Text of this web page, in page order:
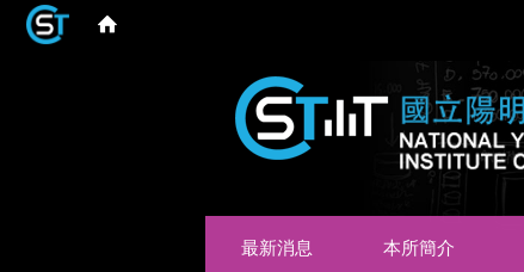
最新消息 本所簡介